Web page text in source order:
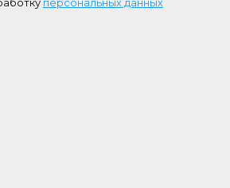
персональных данных